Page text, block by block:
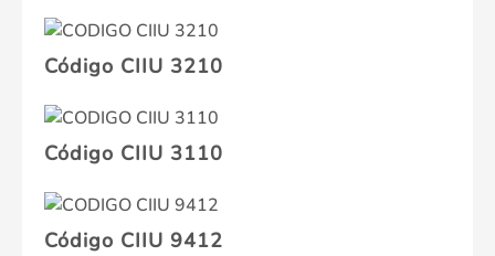
Código CIIU 3210
Código CIIU 3110
Código CIIU 9412